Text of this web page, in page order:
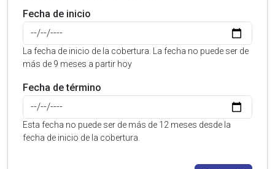
Fecha de inicio
La fecha de inicio de la cobertura. La fecha no puede ser de
más de 9 meses a partir hoy
Fecha de término
Esta fecha no puede ser de más de 12 meses desde la
fecha de inicio de la cobertura.